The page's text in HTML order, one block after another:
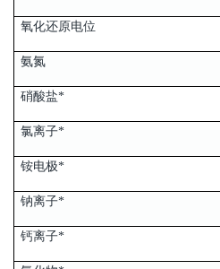
氧化还原电位
氨氮
硝酸盐*
氯离子*
铵电极*
钠离子*
钙离子*